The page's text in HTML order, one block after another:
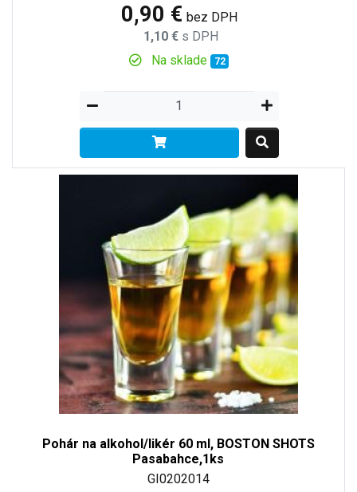
0,90 € bez DPH
1,10 € s DPH
Na sklade
72
Pohár na alkohol/likér 60 ml, BOSTON SHOTS
Pasabahce,1ks
GI0202014